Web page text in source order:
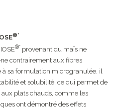
®*
®* provenant du maïs ne
contrairement aux fibres
à sa formulation microgranulée, il
et solubilité, ce qui permet de
plats chauds, comme les
ont démontré des effets